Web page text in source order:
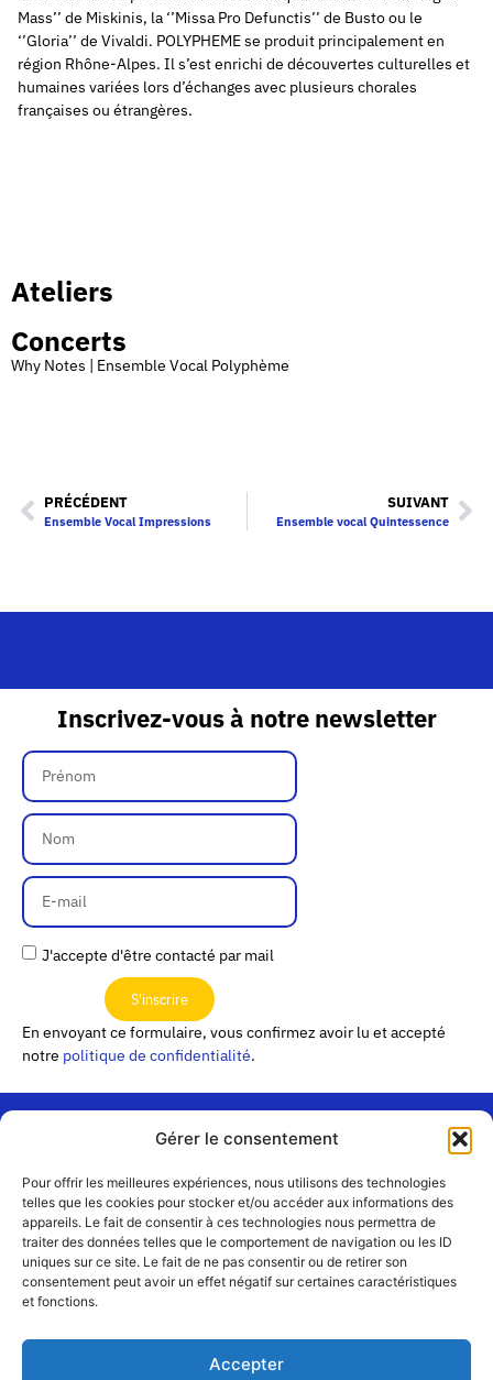
Gérer le consentement
Pour offrir les meilleures expériences, nous utilisons des technologies
telles que les cookies pour stocker et/ou accéder aux informations des
appareils. Le fait de consentir à ces technologies nous permettra de
traiter des données telles que le comportement de navigation ou les ID
uniques sur ce site. Le fait de ne pas consentir ou de retirer son
consentement peut avoir un effet négatif sur certaines caractéristiques
et fonctions.
Accepter
Mass’’ de Miskinis, la ‘’Missa Pro Defunctis’’ de Busto ou le
‘’Gloria’’ de Vivaldi. POLYPHEME se produit principalement en
région Rhône-Alpes. Il s’est enrichi de découvertes culturelles et
humaines variées lors d’échanges avec plusieurs chorales
françaises ou étrangères.
Ateliers
Concerts
Why Notes | Ensemble Vocal Polyphème
PRÉCÉDENT
Ensemble Vocal Impressions
SUIVANT
Ensemble vocal Quintessence
Inscrivez-vous à notre newsletter
J'accepte d'être contacté par mail
S'inscrire
En envoyant ce formulaire, vous confirmez avoir lu et accepté
notre politique de confidentialité.
Contact
Équipe
Mentions
légales
« Les
Passerelles »
24 Avenue
Joannès
Masset
CS51001
cedex 09
+33 4 72 19
Rejoignez-
nous